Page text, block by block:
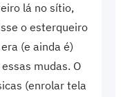
lá no sítio,
o esterqueiro
(e ainda é)
mudas. O
(enrolar tela